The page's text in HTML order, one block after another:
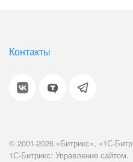
Контакты
© 2001-2026 «Битрикс», «1С-
1С-Битрикс: Управление сайтом.